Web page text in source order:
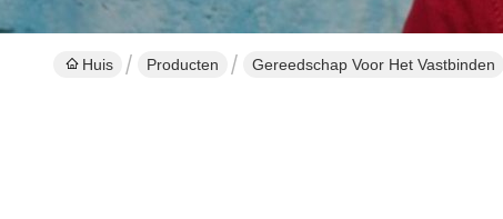
Huis Producten Gereedschap Voor Het Vastbinden